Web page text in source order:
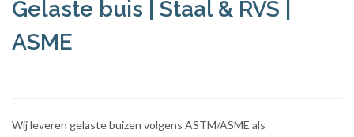
Gelaste buis | Staal & RVS |
ASME
Wij leveren gelaste buizen volgens ASTM/ASME als